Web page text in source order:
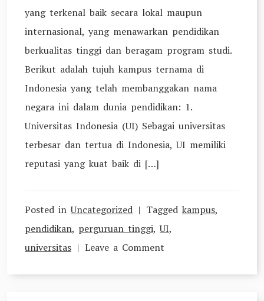
yang terkenal baik secara lokal maupun
internasional, yang menawarkan pendidikan
berkualitas tinggi dan beragam program studi.
Berikut adalah tujuh kampus ternama di
Indonesia yang telah membanggakan nama
negara ini dalam dunia pendidikan: 1.
Universitas Indonesia (UI) Sebagai universitas
terbesar dan tertua di Indonesia, UI memiliki
reputasi yang kuat baik di […]
Posted inUncategorized Tagged kampus,
pendidikan, perguruan tinggi,UI,
universitas
Leave a Comment